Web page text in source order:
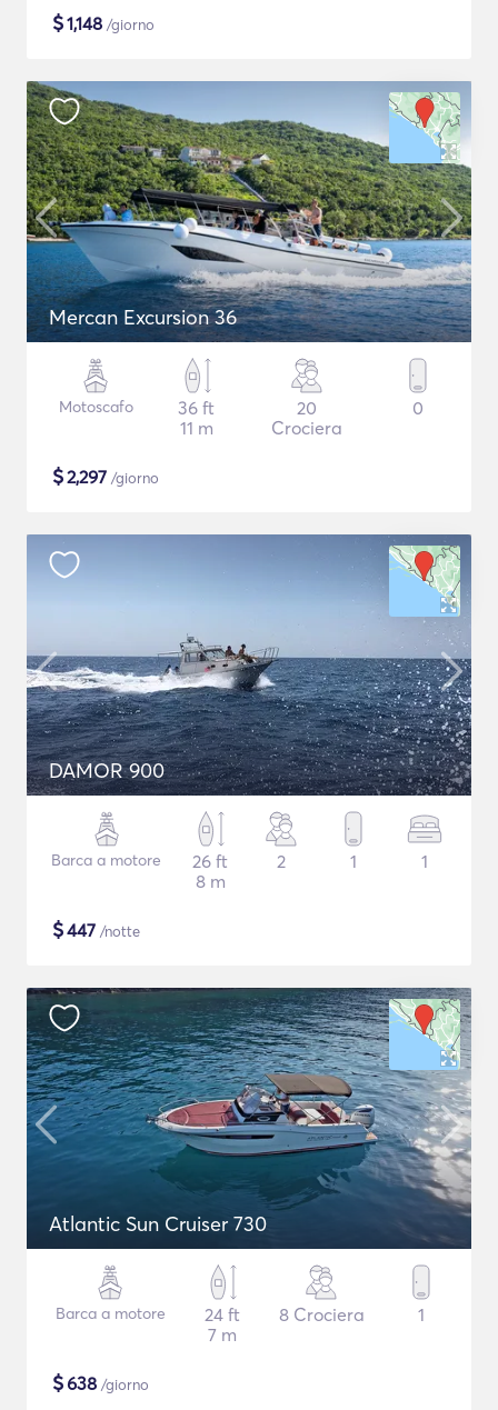
$1,148 /giorno
Mercan Excursion 36
Motoscafo
36 ft
11 m
20
Crociera
0
$2,297 /giorno
DAMOR 900
Barca a motore
26 ft
8 m
2 1 1
$447 /notte
Atlantic Sun Cruiser 730
Barca a motore
24 ft
7 m
8 Crociera 1
$638 /giorno